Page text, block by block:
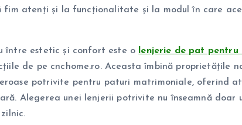
fim atenți și la funcționalitate și la modul în care
între estetic și confort este o
lenjerie de pat pentru
de pe cnchome.ro. Aceasta îmbină proprietățile
potrivite pentru paturi matrimoniale, oferind
Alegerea unei lenjerii potrivite nu înseamnă doar